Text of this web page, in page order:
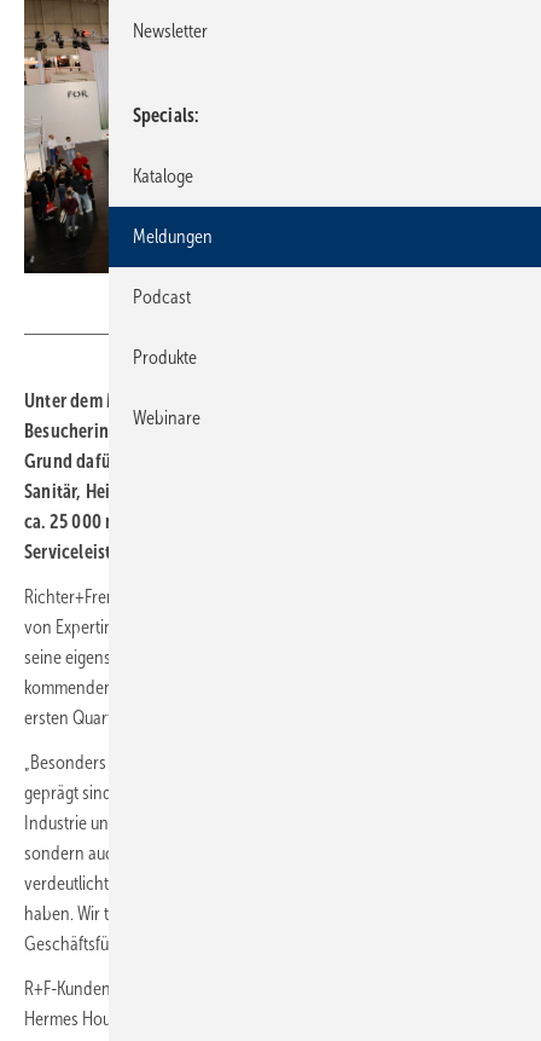
Unter dem Motto „Ideen. Partner. Perspektiven“ holten sich die
Besucherinnen und Besucher der RIFA in Nürnberg neuen Input.
Grund dafür waren die knapp 270 Aussteller aus den Bereichen
Sanitär, Heizung und Klima. Sie stellten sich auf der
ca. 25 000 m² großen Fläche mit ihren Produktinnovationen und
Serviceleistungen vor.
Richter+Frenzel präsentierte auf seiner Bühne ein Vortragsprogramm
von Expertinnen und Experten aus der Branche und stellte erstmalig
seine eigenständigen Sanitärmarke FOR vor. Fünf Serien sind für die
kommenden Jahre geplant. Mit Odivis und Leano startet FOR im
ersten Quartal 2024.
„Besonders in Zeiten, in denen die Schlagzeilen von Messe-Absagen
geprägt sind, sind wir stolz darauf, dass nicht nur so viele Partner aus
Industrie und Handwerk unserer Einladung zur RIFA gefolgt sind,
sondern auch rund 10 000 R+F-Kunden. Das hat uns nochmal
verdeutlicht, welche besondere Stellung wir innerhalb der Branche
haben. Wir treffen den Nerv der Branche.“, so Robert Oberberger,
Geschäftsführer R+F.
R+F-Kunden konnten den Messetag u.a. bei Atze Schröder und der
Hermes House Band ausklingen lassen. Der Zusammenhalt einer
Newsletter
Specials
Kataloge
Meldungen
Podcast
Produkte
Webinare